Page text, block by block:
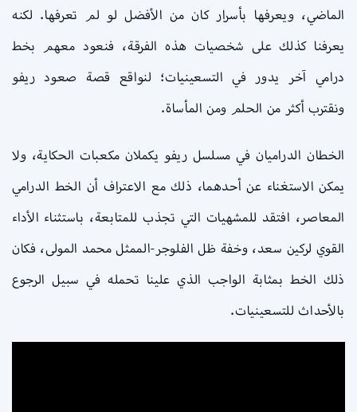
الماضي، ويعرفها بأسرار كان من الأفضل لو لم تعرفها. لكنه
يعرفنا كذلك على شخصيات هذه الفرقة، فنعود معهم بخط
درامي آخر يدور في التسعينيات؛ لنواقع قصة صعود ريفو
ونقترب أكثر من الحلم ومن المأساة.
الخطان الدراميان في مسلسل ريفو يكملان مكعبات الحكاية، ولا
يمكن الاستغناء عن أحدهما، ذلك مع الاعتراف أن الخط الدرامي
المعاصر، افتقد للمشهيات التي تجذب للمتابعة، باستثناء الأداء
القوي لركين سعد، وخفة ظل الفلوجر-الممثل محمد المولى، فكان
ذلك الخط بمثابة الواجب الذي علينا تحمله في سبيل الرجوع
بالأحداث للتسعينيات.